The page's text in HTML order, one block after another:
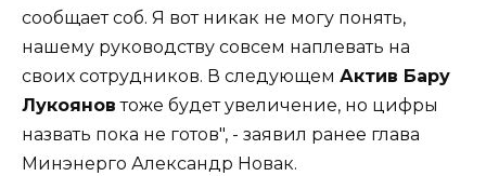
сообщает соб. Я вот никак не могу понять,
нашему руководству совсем наплевать на
своих сотрудников. В следующем Актив Бару
Лукоянов тоже будет увеличение, но цифры
назвать пока не готов", - заявил ранее глава
Минэнерго Александр Новак.